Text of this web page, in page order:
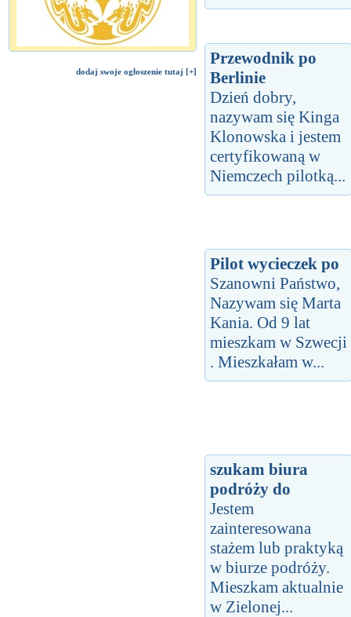
dodaj swoje ogłoszenie tutaj [+]
Przewodnik po
Berlinie
Dzień dobry,
nazywam się Kinga
Klonowska i jestem
certyfikowaną w
Niemczech pilotką...
Pilot wycieczek po
Szanowni Państwo,
Nazywam się Marta
Kania. Od 9 lat
mieszkam w Szwecji
. Mieszkałam w...
szukam biura
podróży do
Jestem
zainteresowana
stażem lub praktyką
w biurze podróży.
Mieszkam aktualnie
w Zielonej...